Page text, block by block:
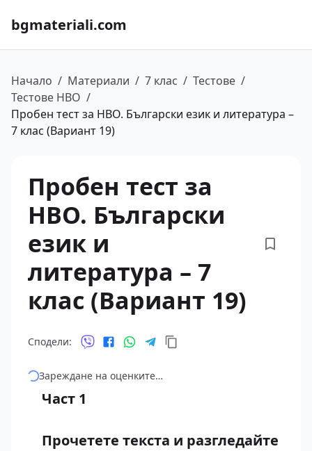
bgmateriali.com
Начало / Материали / 7 клас / Тестове /
Тестове НВО /
Пробен тест за НВО. Български език и литература –
7 клас (Вариант 19)
Пробен тест за
НВО. Български
език и
литература – 7
клас (Вариант 19)
Сподели:
Зареждане на оценките…
Част 1
Прочетете текста и разгледайте